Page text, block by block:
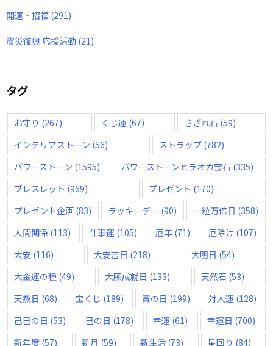
開運・招福 (291)
震災復興 応援活動 (21)
タグ
お守り (267) くじ運 (67) さざれ石 (59)
インテリアストーン (56) ストラップ(782)
パワーストーン (1595) パワーストーンヒラオカ宝石 (335)
ブレスレット (969) プレゼント (170)
プレゼント企画 (83) ラッキーデー (90) 一粒万倍日 (358)
人間関係 (113) 仕事運 (105) 厄年 (71) 厄除け (107)
大安 (116) 大安吉日 (218) 大明日 (54)
大金運の種 (49) 大願成就日 (133) 天然石 (53)
天赦日 (68) 宝くじ (189) 寅の日 (199) 対人運 (128)
己巳の日 (53) 巳の日 (178) 幸運 (61) 幸運日 (700)
新年度 (57) 新月 (59) 新生活 (73) 星回り (84)